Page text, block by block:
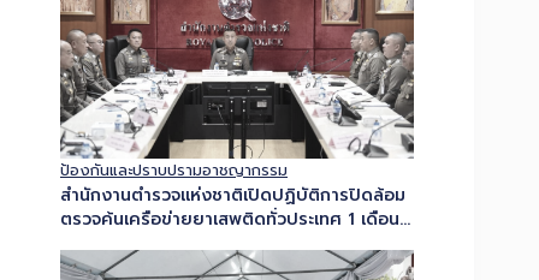
ป้องกันและปราบปรามอาชญากรรม
สำนักงานตำรวจแห่งชาติเปิดปฏิบัติการปิดล้อม
ตรวจค้นเครือข่ายยาเสพติดทั่วประเทศ 1 เดือน
กว่า 1,580 เครือข่าย ยึดยาบ้า…